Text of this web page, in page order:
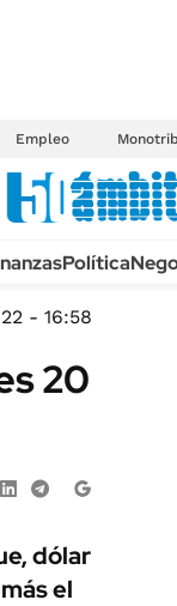
Empleo
Política
- 16:58
20
dólar
el